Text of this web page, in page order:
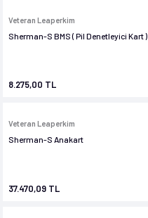
Veteran Leaperkim
Sherman-S BMS ( Pil Denetleyici Kart )
8.275,00 TL
Veteran Leaperkim
Sherman-S Anakart
37.470,09 TL